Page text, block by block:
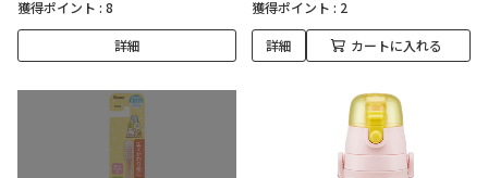
獲得ポイント : 8
詳細
獲得ポイント : 2
詳細 カートに入れる